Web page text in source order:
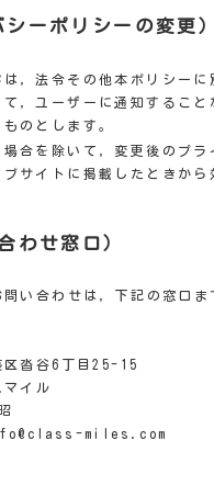
ーポリシーの変更）
，法令その他本ポリシーに
，ユーザーに通知すること
のとします。
合を除いて，変更後のプラ
サイトに掲載したときから
わせ窓口）
い合わせは，下記の窓口ま
区沓谷6丁目25-15
イル
miles.com